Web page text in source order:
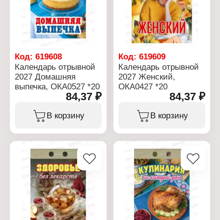
Код: 619608
Календарь отрывной
2027 Домашняя
выпечка, ОКА0527 *20
84,37 ₽
В корзину
Код:619609
Календарь отрывной
2027 Женский,
ОКА0427 *20
84,37 ₽
В корзину